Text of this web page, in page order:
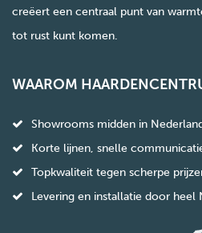
creëert een centraal punt van
tot rust kunt komen.
WAAROM
Showrooms midden in
Korte lijnen, snelle
Topkwaliteit tegen scherpe
Levering en installatie door heel